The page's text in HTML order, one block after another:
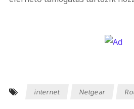
internet Netgear